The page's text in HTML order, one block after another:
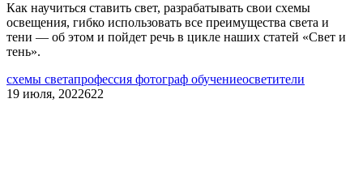
Как научиться ставить свет, разрабатывать свои схемы
освещения, гибко использовать все преимущества света и
тени — об этом и пойдет речь в цикле наших статей «Свет и
тень».
схемы светапрофессия фотограф обучениеосветители
19 июля, 2022622